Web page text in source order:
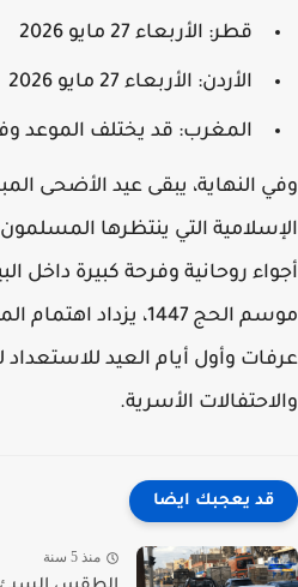
قطر: الأربعاء 27 مايو 2026
الأردن: الأربعاء 27 مايو 2026
المغرب: قد يختلف الموعد وفق
النهاية، يبقى عيد الأضحى
التي ينتظرها المسلمون
روحانية وفرحة كبيرة داخل
موسم الحج 1447، يزداد
وأول أيام العيد للاستعداد
الأسرية.
قد يعجبك ايضا
منذ 5 سنة